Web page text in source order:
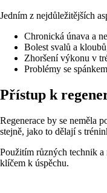
Jedním z nejdůležitějších
Chronická únava a
Bolest svalů a
Zhoršení výkonu v
Problémy se
Přístup k
Regenerace by se neměla
stejně, jako to dělají s
Použitím různých technik a
klíčem k úspěchu.